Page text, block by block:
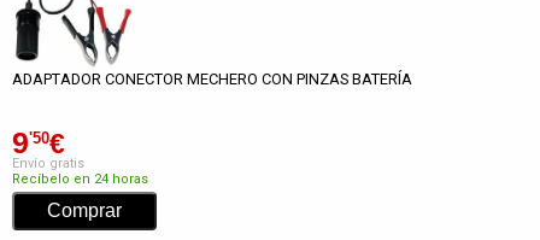
ADAPTADOR CONECTOR MECHERO CON PINZAS BATERÍA
9'50€
Envío gratis
Recíbelo en 24 horas